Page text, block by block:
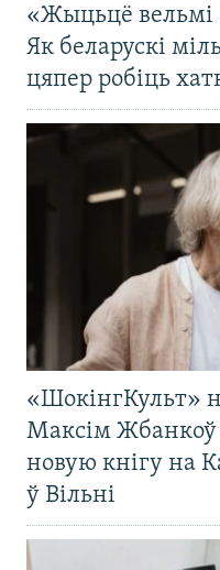
«Жыцьцё вельмі
Як беларускі
цяпер робіць
«ШокінгКульт»
Максім Жбанкоў
новую кнігу на
ў Вільні